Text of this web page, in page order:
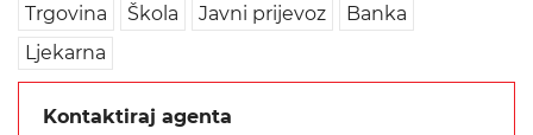
Trgovina Škola Javni prijevoz
Banka
Ljekarna
Kontaktiraj agenta